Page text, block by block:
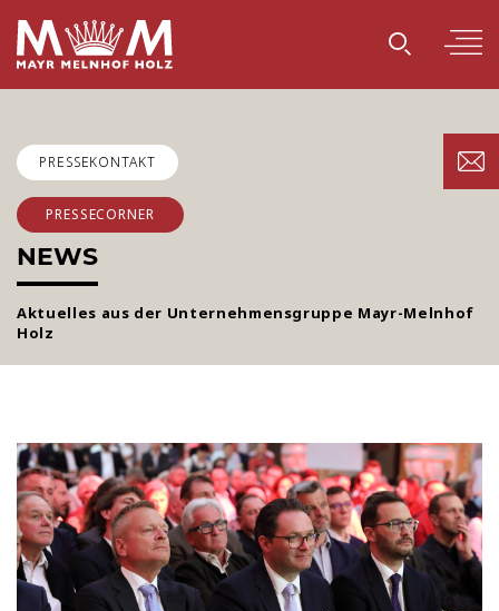
PRESSEKONTAKT
PRESSECORNER
NEWS
Aktuelles aus der Unternehmensgruppe Mayr-Melnhof
Holz